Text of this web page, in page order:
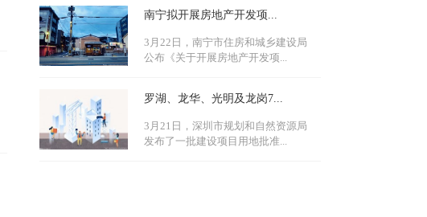
南宁拟开展房地产开发项...
3月22日，南宁市住房和城乡建设局
公布《关于开展房地产开发项...
罗湖、龙华、光明及龙岗7...
3月21日，深圳市规划和自然资源局
发布了一批建设项目用地批准...